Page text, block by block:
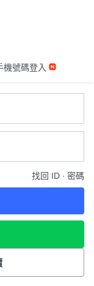
機號碼登入
找回 ID ∙ 密碼